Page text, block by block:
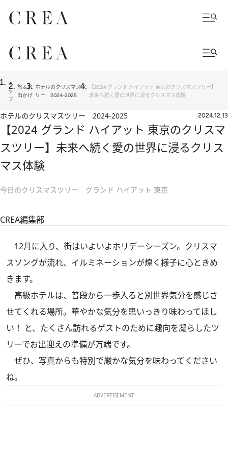
ト
ッ
プ
旅＆お
出かけ
ホテルのクリスマスツ
リー 2024-2025
【2024 グランド ハイアット 東京のクリスマスツリー】
未来へ続く愛の世界に浸るクリスマス体験
ホテルのクリスマスツリー 2024-2025 2024.12.13
【2024 グランド ハイアット 東京のクリスマ
スツリー】未来へ続く愛の世界に浸るクリス
マス体験
今日のクリスマスツリー グランド ハイアット 東京
CREA編集部
12月に入り、街はいよいよホリデーシーズン。クリスマ
スソングが流れ、イルミネーションが煌く様子に心ときめ
きます。
高級ホテルは、普段から一歩入ると別世界気分を感じさ
せてくれる場所。華やかな気分を思いっきり味わってほし
い！ と、たくさん訪れるゲストのために趣向を凝らしたツ
リーでお出迎えの準備が万端です。
ぜひ、写真からも特別で厳かな気分を味わってください
ね。
ADVERTISEMENT